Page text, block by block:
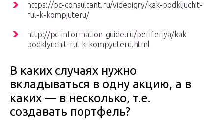
https://pc-consultant.ru/videoigry/kak-podkljuchit-
rul-k-kompjuteru/
http://pc-information-guide.ru/periferiya/kak-
podklyuchit-rul-k-kompyuteru.html
В каких случаях нужно
вкладываться в одну акцию, а в
каких — в несколько, т.е.
создавать портфель?